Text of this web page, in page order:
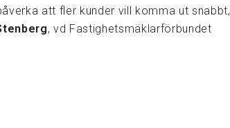
att fler kunder vill komma ut snabbt,
, vd Fastighetsmäklarförbundet